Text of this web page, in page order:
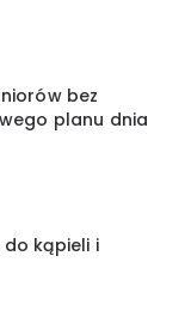
bez
planu dnia
kąpieli i